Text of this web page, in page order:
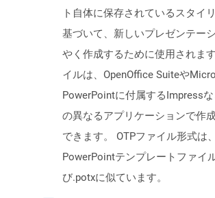
ト自体に保存されているスタイ
基づいて、新しいプレゼンテー
やく作成するために使用されま
イルは、OpenOffice Suiteや
PowerPointに付属するImpress
の異なるアプリケーションで作
できます。 OTPファイル形式は
PowerPointテンプレートファイ
び.potxに似ています。